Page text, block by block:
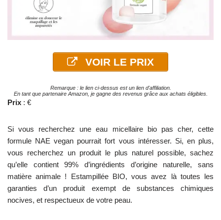
VOIR LE PRIX
Remarque : le lien ci-dessus est un lien d'affiliation.
En tant que partenaire Amazon, je gagne des revenus grâce aux achats éligibles.
Prix : €
Si vous recherchez une eau micellaire bio pas cher, cette
formule NAE vegan pourrait fort vous intéresser. Si, en plus,
vous recherchez un produit le plus naturel possible, sachez
qu’elle contient 99% d’ingrédients d’origine naturelle, sans
matière animale ! Estampillée BIO, vous avez là toutes les
garanties d’un produit exempt de substances chimiques
nocives, et respectueux de votre peau.